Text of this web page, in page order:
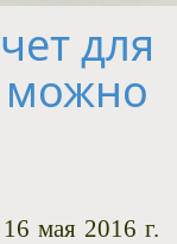
для
можно
мая 2016 г.